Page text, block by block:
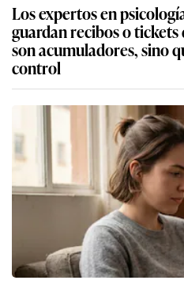
Los expertos en
guardan recibos o tickets
son acumuladores, sino
control